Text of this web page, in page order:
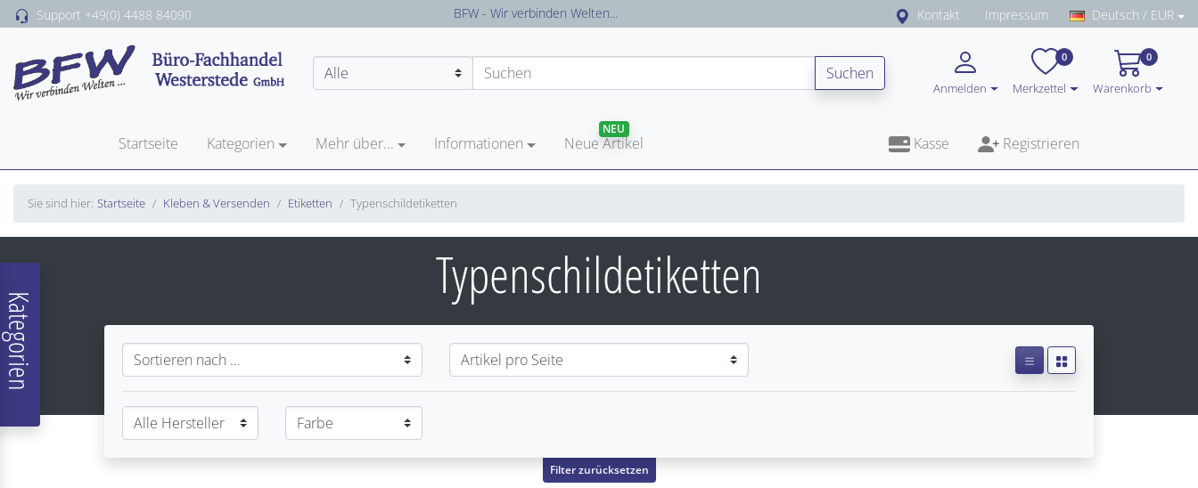
Support +49(0) 4488 84090 Versandkostenfreie Lieferung in Deutschland Kontakt Impressum Deutsch / EUR
Suchen
Anmelden Merkzettel
0
Warenkorb
0
Startseite Kategorien Mehr über... Informationen Neue Artikel
NEU
Kasse Registrieren
Sie sind hier: Startseite Kleben & Versenden Etiketten Typenschildetiketten
Typenschildetiketten
Filter zurücksetzen
Kategorien